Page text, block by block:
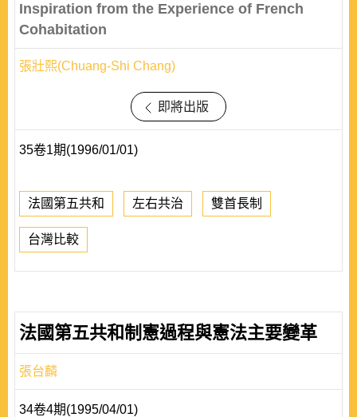
Inspiration from the Experience of French
Cohabitation
張壯熙(Chuang-Shi Chang)
即將出版
35卷1期(1996/01/01)
法國第五共和 左右共治 雙首長制
台灣比較
法國第五共和制憲過程與憲法主要變革
張台麟
34卷4期(1995/04/01)